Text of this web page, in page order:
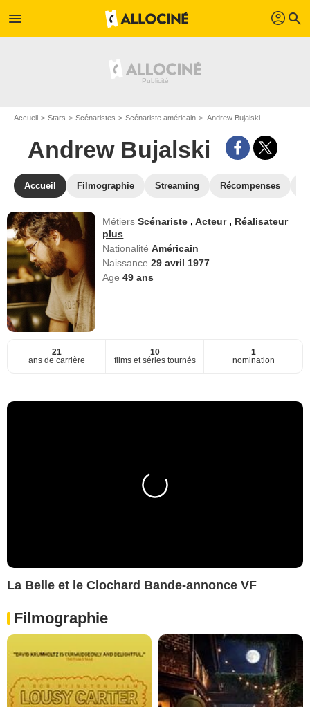
menu profil search
Accueil Stars Scénaristes Scénariste américain Andrew Bujalski
Andrew Bujalski
Accueil Filmographie Streaming Récompenses
MétiersScénariste ,Acteur , Réalisateur
plus
NationalitéAméricain
Naissance29 avril 1977
Age49 ans
21
ans de carrière
10
films et séries tournés
1
nomination
La Belle et le Clochard Bande-annonce VF
Filmographie